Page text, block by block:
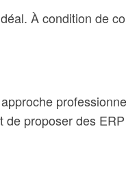
À condition de
de proposer des